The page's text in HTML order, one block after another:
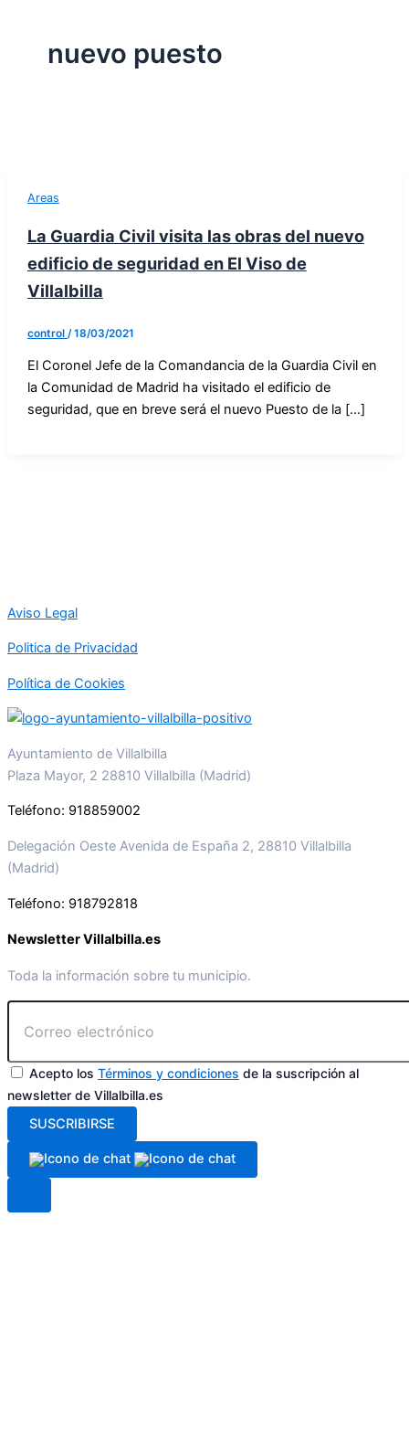
nuevo puesto
Areas
La Guardia Civil visita las obras del nuevo
edificio de seguridad en El Viso de
Villalbilla
control /18/03/2021
El Coronel Jefe de la Comandancia de la Guardia Civil en
la Comunidad de Madrid ha visitado el edificio de
seguridad, que en breve será el nuevo Puesto de la […]
Aviso Legal
Politica de Privacidad
Política de Cookies
Ayuntamiento de Villalbilla
Plaza Mayor, 2 28810 Villalbilla (Madrid)
Teléfono: 918859002
Delegación Oeste Avenida de España 2, 28810 Villalbilla
(Madrid)
Teléfono: 918792818
Newsletter Villalbilla.es
Toda la información sobre tu municipio.
Acepto los Términos y condiciones de la suscripción al
newsletter de Villalbilla.es
SUSCRIBIRSE